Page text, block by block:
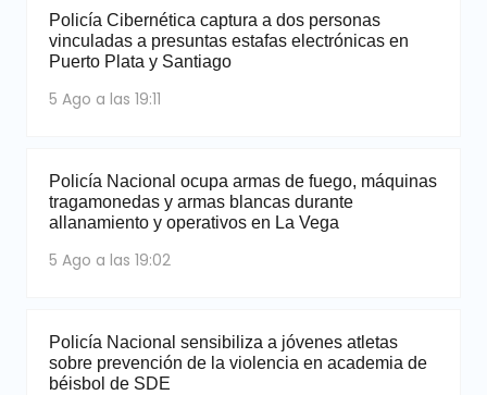
Policía Cibernética captura a dos personas
vinculadas a presuntas estafas electrónicas en
Puerto Plata y Santiago
5 Ago a las 19:11
Policía Nacional ocupa armas de fuego, máquinas
tragamonedas y armas blancas durante
allanamiento y operativos en La Vega
5 Ago a las 19:02
Policía Nacional sensibiliza a jóvenes atletas
sobre prevención de la violencia en academia de
béisbol de SDE